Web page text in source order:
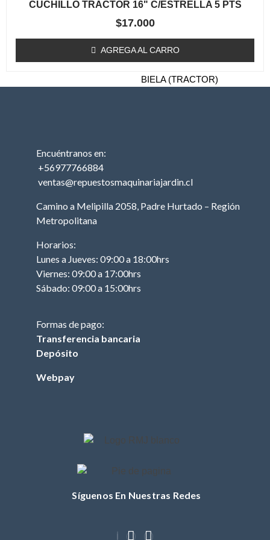
TRACTOR
MOTOR (TRACTOR)
PISTON (TRACTOR)
ANILLOS (TRACTOR)
BIELA (TRACTOR)
(TRACTOR)
MOTOR)
COMBUSTIBLE
(TRACTOR)
MASA / TORRETA
CABLE ACCIONAMIENTO
OTROS (TRACTOR)
CUCHILLO TRACTOR 16" C/ESTRELLA 5 PTS
$17.000
AGREGA AL CARRO
Encuéntranos en:
+56977766884
ventas@repuestosmaquinariajardin.cl
Camino a Melipilla 2058, Padre Hurtado – Región
Metropolitana
Horarios:
Lunes a Jueves: 09:00 a 18:00hrs
Viernes: 09:00 a 17:00hrs
Sábado: 09:00 a 15:00hrs
Formas de pago:
Transferencia bancaria
Depósito
Webpay
Síguenos En Nuestras Redes